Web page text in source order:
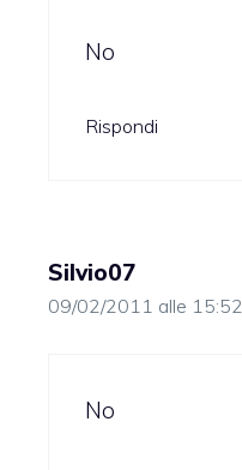
No
Rispondi
Silvio07
09/02/2011 alle 15:52
No